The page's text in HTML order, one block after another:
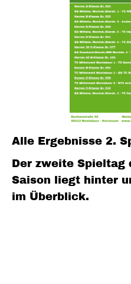
Alle Ergebnisse 2.
Der zweite Spieltag
Saison liegt hinter
im Überblick.